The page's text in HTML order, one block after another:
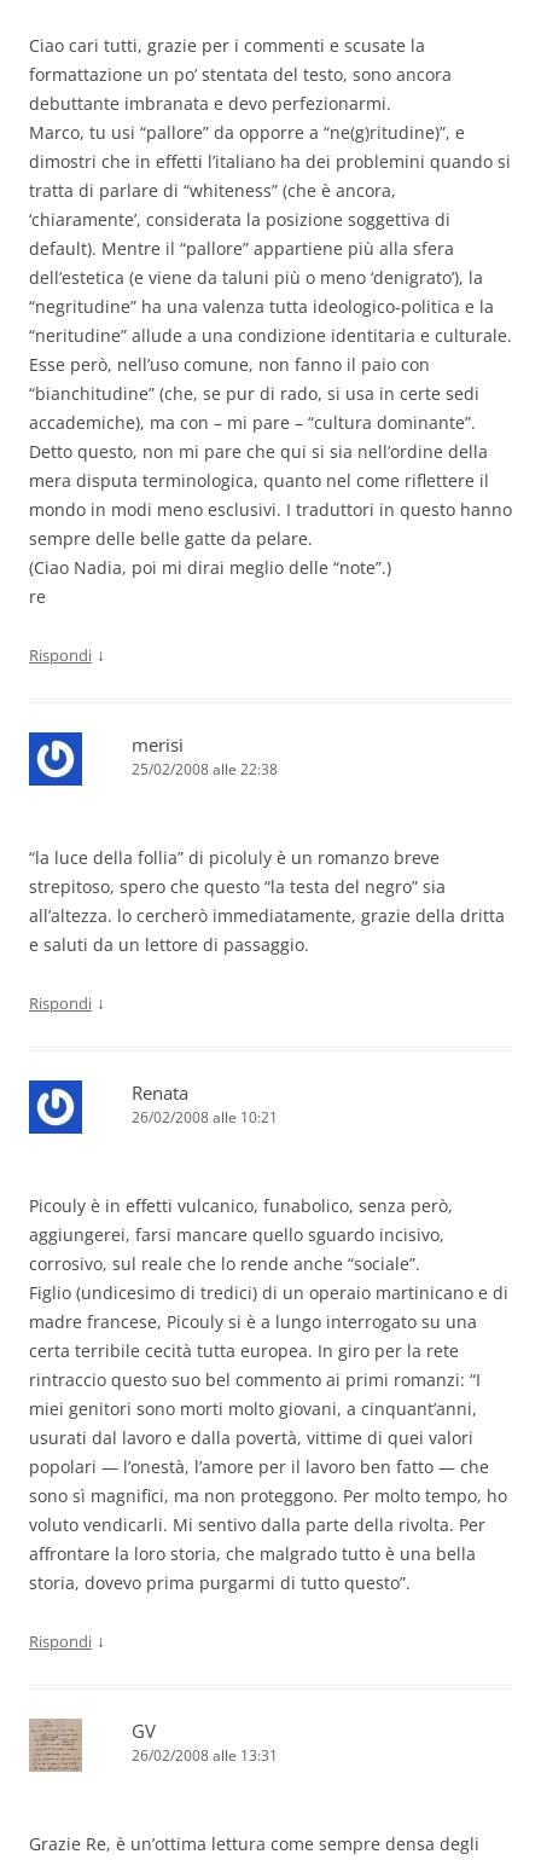
Ciao cari tutti, grazie per i commenti e scusate la
formattazione un po’ stentata del testo, sono ancora
debuttante imbranata e devo perfezionarmi.
Marco, tu usi “pallore” da opporre a “ne(g)ritudine)”, e
dimostri che in effetti l’italiano ha dei problemini quando si
tratta di parlare di “whiteness” (che è ancora,
‘chiaramente’, considerata la posizione soggettiva di
default). Mentre il “pallore” appartiene più alla sfera
dell’estetica (e viene da taluni più o meno ‘denigrato’), la
“negritudine” ha una valenza tutta ideologico-politica e la
“neritudine” allude a una condizione identitaria e culturale.
Esse però, nell’uso comune, non fanno il paio con
“bianchitudine” (che, se pur di rado, si usa in certe sedi
accademiche), ma con – mi pare – “cultura dominante”.
Detto questo, non mi pare che qui si sia nell’ordine della
mera disputa terminologica, quanto nel come riflettere il
mondo in modi meno esclusivi. I traduttori in questo hanno
sempre delle belle gatte da pelare.
(Ciao Nadia, poi mi dirai meglio delle “note”.)
re
Rispondi ↓
merisi
25/02/2008 alle 22:38
“la luce della follia” di picoluly è un romanzo breve
strepitoso, spero che questo “la testa del negro” sia
all’altezza. lo cercherò immediatamente, grazie della dritta
e saluti da un lettore di passaggio.
Rispondi ↓
Renata
26/02/2008 alle 10:21
Picouly è in effetti vulcanico, funabolico, senza però,
aggiungerei, farsi mancare quello sguardo incisivo,
corrosivo, sul reale che lo rende anche “sociale”.
Figlio (undicesimo di tredici) di un operaio martinicano e di
madre francese, Picouly si è a lungo interrogato su una
certa terribile cecità tutta europea. In giro per la rete
rintraccio questo suo bel commento ai primi romanzi: “I
miei genitori sono morti molto giovani, a cinquant’anni,
usurati dal lavoro e dalla povertà, vittime di quei valori
popolari — l’onestà, l’amore per il lavoro ben fatto — che
sono sì magnifici, ma non proteggono. Per molto tempo, ho
voluto vendicarli. Mi sentivo dalla parte della rivolta. Per
affrontare la loro storia, che malgrado tutto è una bella
storia, dovevo prima purgarmi di tutto questo”.
Rispondi ↓
GV
26/02/2008 alle 13:31
Grazie Re, è un’ottima lettura come sempre densa degli